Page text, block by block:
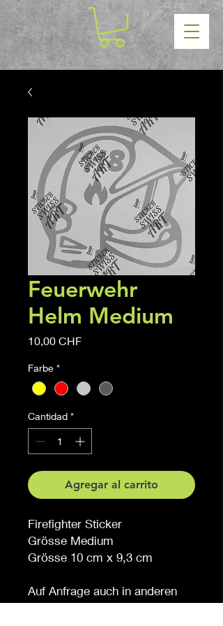
Feuerwehr
Helm Medium
10,00 CHFPrecio
Farbe *
Cantidad *
Agregar al carrito
Firefighter Sticker
Grösse Medium
Grösse 10 cm x 9,3 cm
Auf Anfrage auch in anderen
Grössen erhältlich